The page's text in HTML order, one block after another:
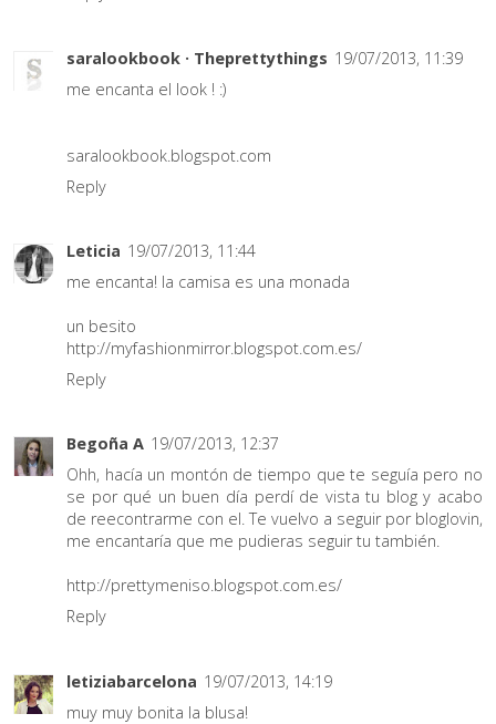
saralookbook · Theprettythings 19/07/2013, 11:39
me encanta el look ! :)
saralookbook.blogspot.com
Reply
Leticia 19/07/2013, 11:44
me encanta! la camisa es una monada
un besito
http://myfashionmirror.blogspot.com.es/
Reply
Begoña A 19/07/2013, 12:37
Ohh, hacía un montón de tiempo que te seguía pero no
se por qué un buen día perdí de vista tu blog y acabo
de reecontrarme con el. Te vuelvo a seguir por bloglovin,
me encantaría que me pudieras seguir tu también.
http://prettymeniso.blogspot.com.es/
Reply
letiziabarcelona 19/07/2013, 14:19
muy muy bonita la blusa!